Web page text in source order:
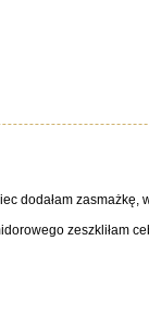
dodałam zasmażkę,
zeszkliłam